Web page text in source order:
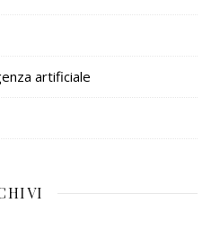
artificiale